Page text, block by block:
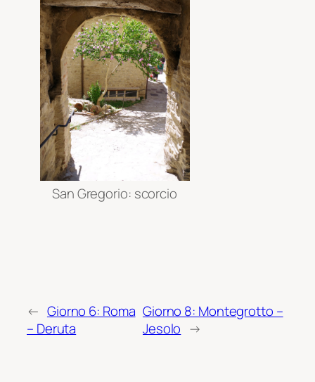
San Gregorio: scorcio
← Giorno 6: Roma
– Deruta
Giorno 8: Montegrotto –
Jesolo →